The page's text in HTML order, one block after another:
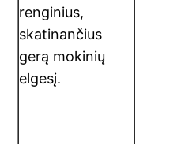
renginius,
skatinančius
gerą mokinių
elgesį.